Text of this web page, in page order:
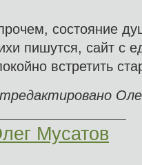
состояние
пишутся, сайт с
встретить
Мусатов